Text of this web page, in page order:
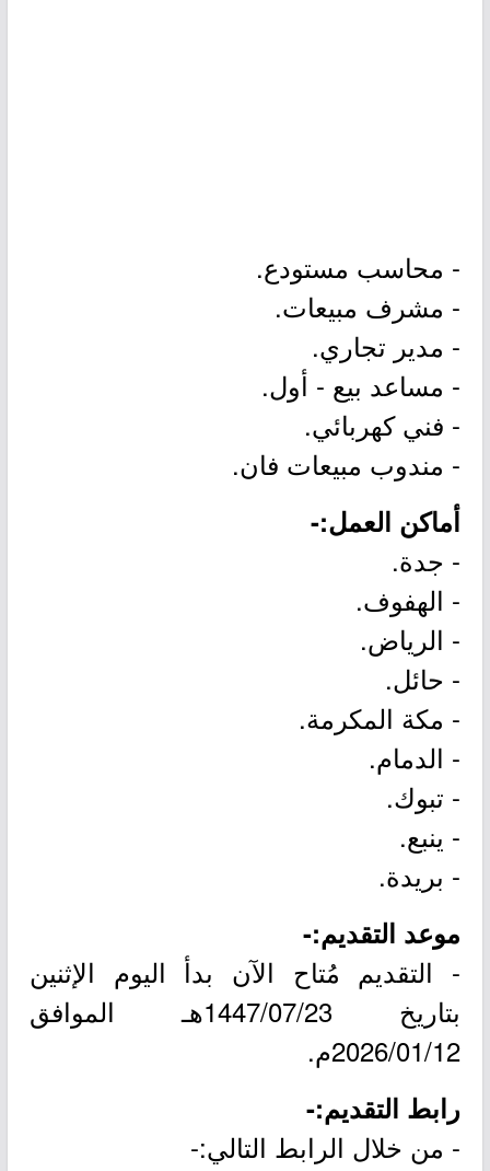
- محاسب مستودع.
- مشرف مبيعات.
- مدير تجاري.
- مساعد بيع - أول.
- فني كهربائي.
- مندوب مبيعات فان.
أماكن العمل:-
- جدة.
- الهفوف.
- الرياض.
- حائل.
- مكة المكرمة.
- الدمام.
- تبوك.
- ينبع.
- بريدة.
موعد التقديم:-
- التقديم مُتاح الآن بدأ اليوم الإثنين
بتاريخ 1447/07/23هـ الموافق
2026/01/12م.
رابط التقديم:-
- من خلال الرابط التالي:-